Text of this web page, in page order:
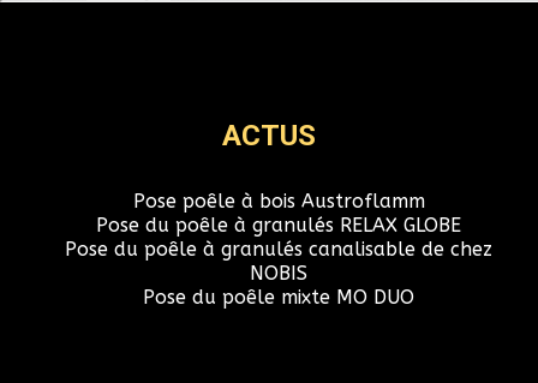
ACTUS
Pose poêle à bois Austroflamm
Pose du poêle à granulés RELAX GLOBE
Pose du poêle à granulés canalisable de chez
NOBIS
Pose du poêle mixte MO DUO